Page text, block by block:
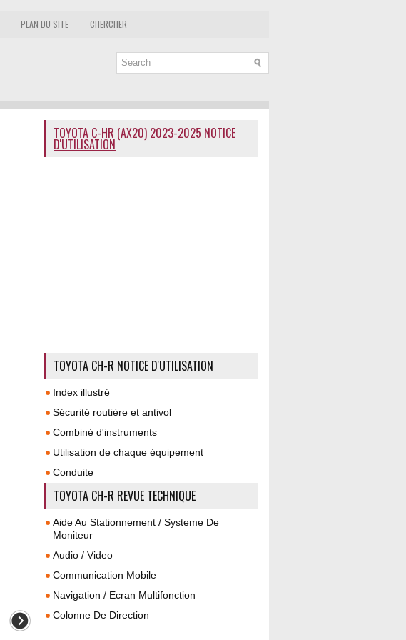
PLAN DU SITE CHERCHER
TOYOTA C-HR (AX20) 2023-2025 NOTICE
D'UTILISATION
TOYOTA CH-R NOTICE D'UTILISATION
Index illustré
Sécurité routière et antivol
Combiné d'instruments
Utilisation de chaque équipement
Conduite
TOYOTA CH-R REVUE TECHNIQUE
Aide Au Stationnement / Systeme De
Moniteur
Audio / Video
Communication Mobile
Navigation / Ecran Multifonction
Colonne De Direction